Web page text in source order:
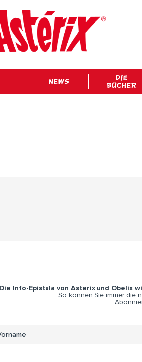
NEWS
DIE
BÜCHER
Die Info-Epistula von Asterix und Obelix
So können Sie immer die